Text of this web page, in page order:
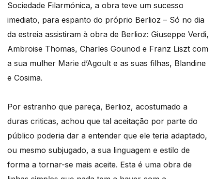
Sociedade Filarmónica, a obra teve um sucesso
imediato, para espanto do próprio Berlioz – Só no dia
da estreia assistiram à obra de Berlioz: Giuseppe Verdi,
Ambroise Thomas, Charles Gounod e Franz Liszt com
a sua mulher Marie d’Agoult e as suas filhas, Blandine
e Cosima.
Por estranho que pareça, Berlioz, acostumado a
duras criticas, achou que tal aceitação por parte do
público poderia dar a entender que ele teria adaptado,
ou mesmo subjugado, a sua linguagem e estilo de
forma a tornar-se mais aceite. Esta é uma obra de